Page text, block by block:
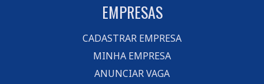
EMPRESAS
CADASTRAR EMPRESA
MINHA EMPRESA
ANUNCIAR VAGA